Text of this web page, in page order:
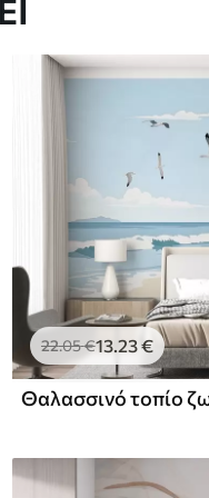
22.05€13.23€